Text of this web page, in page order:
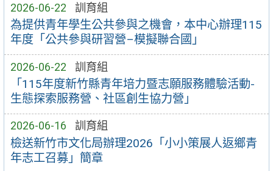
2026-06-22 訓育組
為提供青年學生公共參與之機會，本中心辦理115
年度「公共參與研習營–模擬聯合國」
2026-06-22 訓育組
「115年度新竹縣青年培力暨志願服務體驗活動-
生態探索服務營、社區創生協力營」
2026-06-16 訓育組
檢送新竹市文化局辦理2026「小小策展人返鄉青
年志工召募」簡章